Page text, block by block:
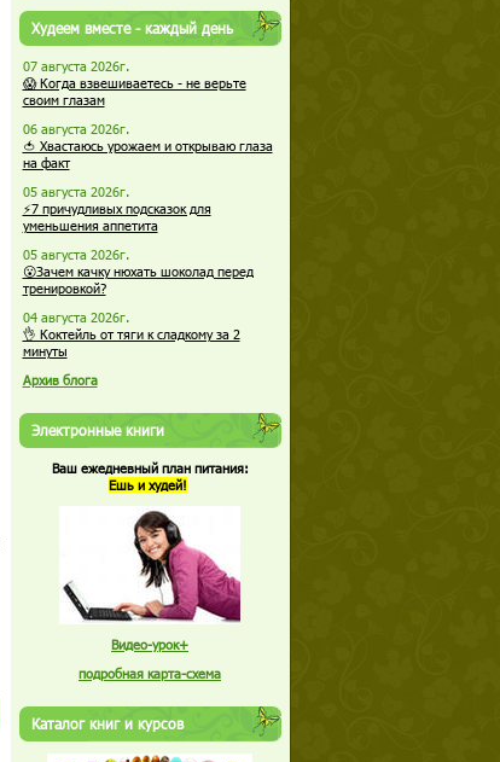
Худеем вместе - каждый день
07 августа 2026г.
😱 Когда взвешиваетесь - не верьте
своим глазам
06 августа 2026г.
🍅 Хвастаюсь урожаем и открываю глаза
на факт
05 августа 2026г.
⚡7 причудливых подсказок для
уменьшения аппетита
05 августа 2026г.
😮Зачем качку нюхать шоколад перед
тренировкой?
04 августа 2026г.
👌 Коктейль от тяги к сладкому за 2
минуты
Архив блога
Электронные книги
Ваш ежедневный план питания:
Ешь и худей!
Видео-урок+
подробная карта-схема
Каталог книг и курсов